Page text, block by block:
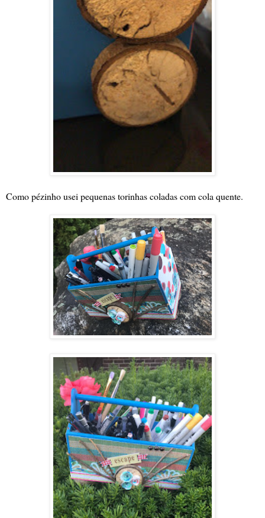
Como pézinho usei pequenas torinhas coladas com cola quente.